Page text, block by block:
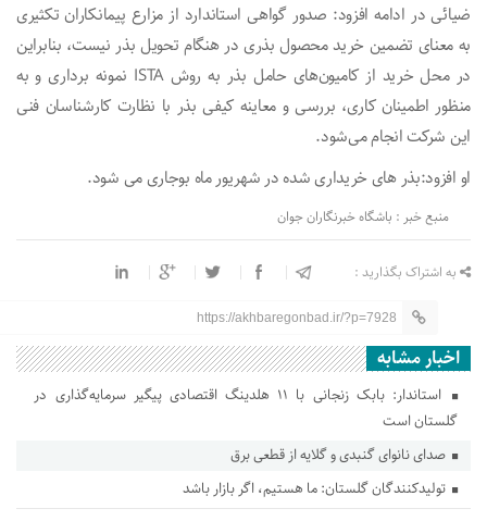
ضیائی در ادامه افزود: صدور گواهی استاندارد از مزارع پیمانکاران تکثیری
به معنای تضمین خرید محصول بذری در هنگام تحویل بذر نیست، بنابراین
در محل خرید از کامیون‌های حامل بذر به روش ISTA نمونه برداری و به
منظور اطمینان کاری، بررسی و معاینه کیفی بذر با نظارت کارشناسان فنی
این شرکت انجام می‌شود.
او افزود:بذر های خریداری شده در شهریور ماه بوجاری می شود.
منبع خبر : باشگاه خبرنگاران جوان
به اشتراک بگذارید :
https://akhbaregonbad.ir/?p=7928
اخبار مشابه
استاندار: بابک زنجانی با ۱۱ هلدینگ اقتصادی پیگیر سرمایه‌گذاری در
گلستان است
صدای نانوای گنبدی و گلایه از قطعی برق
تولیدکنندگان گلستان: ما هستیم، اگر بازار باشد